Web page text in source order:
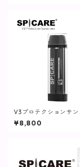
V3プロテクションサン
ーン / 45g(日焼け止め)
ARE】
¥8,800